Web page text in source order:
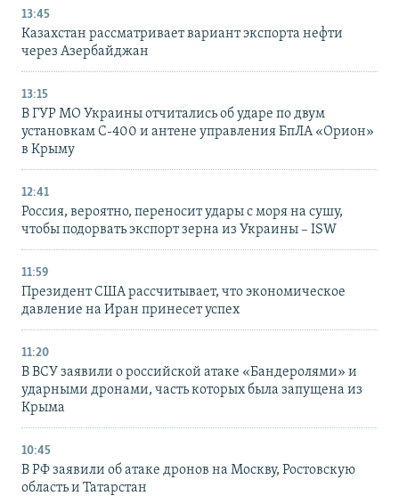
13:45
Казахстан рассматривает вариант экспорта нефти
через Азербайджан
13:15
В ГУР МО Украины отчитались об ударе по двум
установкам С-400 и антене управления БпЛА «Орион»
в Крыму
12:41
Россия, вероятно, переносит удары с моря на сушу,
чтобы подорвать экспорт зерна из Украины – ISW
11:59
Президент США рассчитывает, что экономическое
давление на Иран принесет успех
11:20
В ВСУ заявили о российской атаке «Бандеролями» и
ударными дронами, часть которых была запущена из
Крыма
10:45
В РФ заявили об атаке дронов на Москву, Ростовскую
область и Татарстан